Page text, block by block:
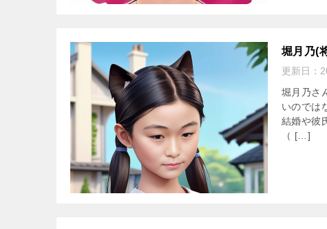
堀月乃(
更新日：
堀月乃さ
いのでは
結婚や彼
（ […]